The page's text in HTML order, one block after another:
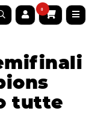
0
tutte